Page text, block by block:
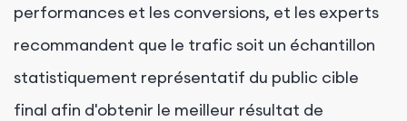
performances et les conversions, et les experts
recommandent que le trafic soit un échantillon
statistiquement représentatif du public cible
final afin d'obtenir le meilleur résultat de